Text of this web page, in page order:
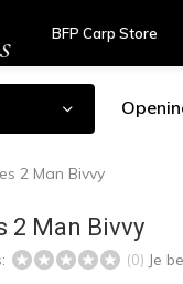
BFP Carp Store
2 Man Bivvy
2 Man Bivvy
(0) Je